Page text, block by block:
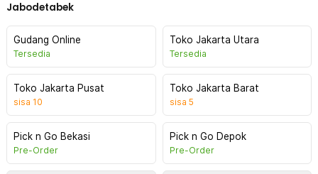
Jabodetabek
Gudang Online
Tersedia
Toko Jakarta Utara
Tersedia
Toko Jakarta Pusat
sisa 10
Toko Jakarta Barat
sisa 5
Pick n Go Bekasi
Pre-Order
Pick n Go Depok
Pre-Order